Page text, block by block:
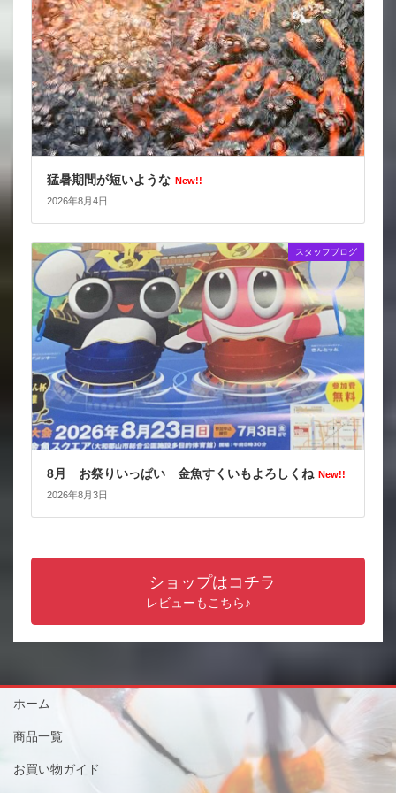
猛暑期間が短いような New!!
2026年8月4日
スタッフブログ
8月 お祭りいっぱい 金魚すくいもよろしくね New!!
2026年8月3日
ショップはコチラ
レビューもこちら♪
ホーム
商品一覧
お買い物ガイド